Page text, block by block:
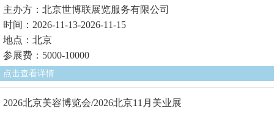
主办方：北京世博联展览服务有限公司
时间：2026-11-13-2026-11-15
地点：北京
参展费：5000-10000
点击查看详情
2026北京美容博览会/2026北京11月美业展